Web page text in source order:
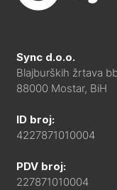
Sync d.o.o.
Blajburških žrtava
88000 Mostar, BiH
ID broj:
4227871010004
PDV broj:
227871010004